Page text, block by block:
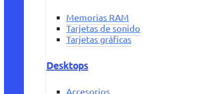
Memorias RAM
Tarjetas de sonido
Tarjetas gráficas
Desktops
Accesorios